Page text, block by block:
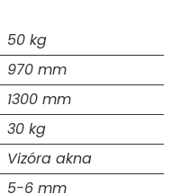
50 kg
970 mm
1300 mm
30 kg
Vizóra akna
5-6 mm